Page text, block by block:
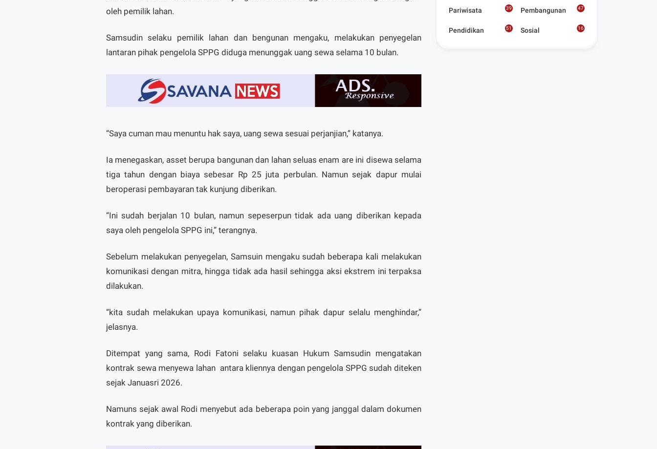
oleh pemilik lahan.
Samsudin selaku pemilik lahan dan bengunan mengaku, melakukan penyegelan
lantaran pihak pengelola SPPG diduga menunggak uang sewa selama 10 bulan.
“Saya cuman mau menuntu hak saya, uang sewa sesuai perjanjian,” katanya.
Ia menegaskan, asset berupa bangunan dan lahan seluas enam are ini disewa selama
tiga tahun dengan biaya sebesar Rp 25 juta perbulan. Namun sejak dapur mulai
beroperasi pembayaran tak kunjung diberikan.
“Ini sudah berjalan 10 bulan, namun sepeserpun tidak ada uang diberikan kepada
saya oleh pengelola SPPG ini,” terangnya.
Sebelum melakukan penyegelan, Samsuin mengaku sudah beberapa kali melakukan
komunikasi dengan mitra, hingga tidak ada hasil sehingga aksi ekstrem ini terpaksa
dilakukan.
“kita sudah melakukan upaya komunikasi, namun pihak dapur selalu menghindar,”
jelasnya.
Ditempat yang sama, Rodi Fatoni selaku kuasan Hukum Samsudin mengatakan
kontrak sewa menyewa lahan antara kliennya dengan pengelola SPPG sudah diteken
sejak Januasri 2026.
Namuns sejak awal Rodi menyebut ada beberapa poin yang janggal dalam dokumen
kontrak yang diberikan.
Pariwisata 39 Pembangunan 47
Pendidikan 51 Sosial
16